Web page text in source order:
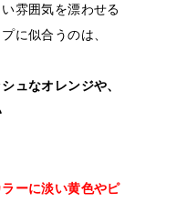
雰囲気を漂わせる
に似合うのは、
ュなオレンジや、
ーに淡い黄色やピ